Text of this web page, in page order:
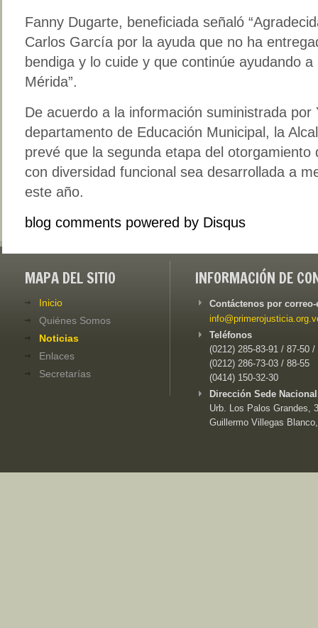
Fanny Dugarte, beneficiada señaló
Carlos García por la ayuda que no ha
bendiga y lo cuide y que continúe ayudando
Mérida”.
De acuerdo a la información suministrada por
departamento de Educación Municipal, la
prevé que la segunda etapa del
con diversidad funcional sea desarrollada a
este año.
blog comments powered by Disqus
MAPA DEL SITIO
Inicio
Quiénes Somos
Noticias
Enlaces
Secretarías
INFORMACIÓN DE
Contáctenos por
Teléfonos
(0212) 285-83-91 / 87-50 /
(0212) 286-73-03 / 88-55
(0414) 150-32-30
Dirección Sede
Urb. Los Palos Grandes,
Guillermo Villegas